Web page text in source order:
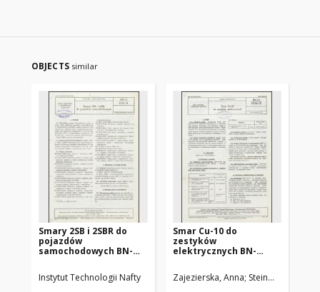
OBJECTS similar
Smary 2SB i 2SBR do
pojazdów
samochodowych BN-
Instytut Technologii Nafty
Smar Cu-10 do
zestyków
elektrycznych BN-
Zajezierska, Anna Steinmec,